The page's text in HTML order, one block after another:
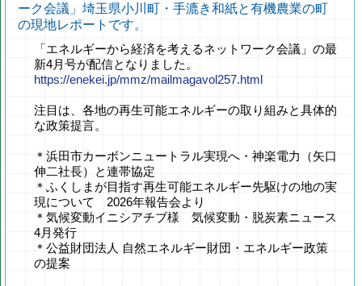
ーク会議」埼玉県小川町・手漉き和紙と有機農業の町
の現地レポートです。
「エネルギーから経済を考えるネットワーク会議」の最
新4月号が配信となりました。
https://enekei.jp/mmz/mailmagavol257.html
注目は、各地の再生可能エネルギーの取り組みと具体的
な政策提言。
＊浜田市カーボンニュートラル実現へ・神楽電力（矢口
伸二社長）と連帯協定
＊ふくしまが目指す再生可能エネルギー先駆けの地の実
現について 2026年報告会より
＊気候変動イニシアチブ様 気候変動・脱炭素ニュース
4月発行
＊公益財団法人 自然エネルギー財団・エネルギー政策
の提案